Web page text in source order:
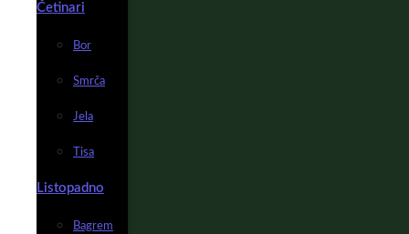
Četinari
Bor
Smrča
Jela
Tisa
Listopadno
Bagrem